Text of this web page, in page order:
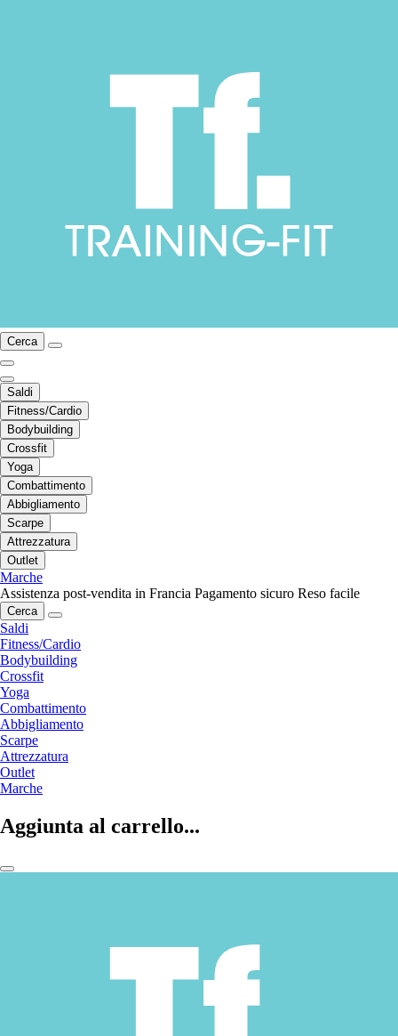
Cerca
Saldi
Fitness/Cardio
Bodybuilding
Crossfit
Yoga
Combattimento
Abbigliamento
Scarpe
Attrezzatura
Outlet
Marche
Assistenza post-vendita in Francia Pagamento sicuro Reso facile
Cerca
Saldi
Fitness/Cardio
Bodybuilding
Crossfit
Yoga
Combattimento
Abbigliamento
Scarpe
Attrezzatura
Outlet
Marche
Aggiunta al carrello...